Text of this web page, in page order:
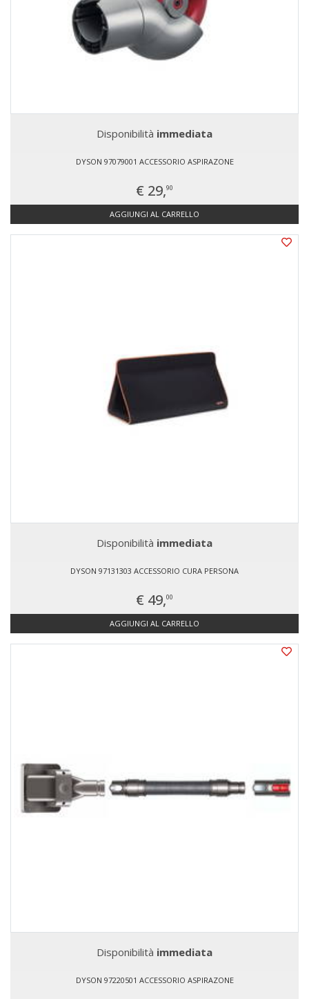
Disponibilità immediata
DYSON 97079001 ACCESSORIO ASPIRAZONE
€ 29,90
AGGIUNGI AL CARRELLO
Disponibilità immediata
DYSON 97131303 ACCESSORIO CURA PERSONA
€ 49,00
AGGIUNGI AL CARRELLO
Disponibilità immediata
DYSON 97220501 ACCESSORIO ASPIRAZONE